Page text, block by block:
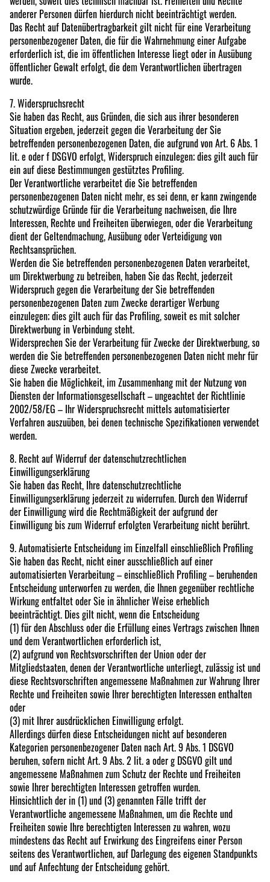
anderer Personen dürfen hierdurch nicht beeinträchtigt werden.
Das Recht auf Datenübertragbarkeit gilt nicht für eine Verarbeitung
personenbezogener Daten, die für die Wahrnehmung einer Aufgabe
erforderlich ist, die im öffentlichen Interesse liegt oder in Ausübung
öffentlicher Gewalt erfolgt, die dem Verantwortlichen übertragen
wurde.
7. Widerspruchsrecht
Sie haben das Recht, aus Gründen, die sich aus ihrer besonderen
Situation ergeben, jederzeit gegen die Verarbeitung der Sie
betreffenden personenbezogenen Daten, die aufgrund von Art. 6 Abs. 1
lit. e oder f DSGVO erfolgt, Widerspruch einzulegen; dies gilt auch für
ein auf diese Bestimmungen gestütztes Profiling.
Der Verantwortliche verarbeitet die Sie betreffenden
personenbezogenen Daten nicht mehr, es sei denn, er kann zwingende
schutzwürdige Gründe für die Verarbeitung nachweisen, die Ihre
Interessen, Rechte und Freiheiten überwiegen, oder die Verarbeitung
dient der Geltendmachung, Ausübung oder Verteidigung von
Rechtsansprüchen.
Werden die Sie betreffenden personenbezogenen Daten verarbeitet,
um Direktwerbung zu betreiben, haben Sie das Recht, jederzeit
Widerspruch gegen die Verarbeitung der Sie betreffenden
personenbezogenen Daten zum Zwecke derartiger Werbung
einzulegen; dies gilt auch für das Profiling, soweit es mit solcher
Direktwerbung in Verbindung steht.
Widersprechen Sie der Verarbeitung für Zwecke der Direktwerbung, so
werden die Sie betreffenden personenbezogenen Daten nicht mehr für
diese Zwecke verarbeitet.
Sie haben die Möglichkeit, im Zusammenhang mit der Nutzung von
Diensten der Informationsgesellschaft – ungeachtet der Richtlinie
2002/58/EG – Ihr Widerspruchsrecht mittels automatisierter
Verfahren auszuüben, bei denen technische Spezifikationen verwendet
werden.
8. Recht auf Widerruf der datenschutzrechtlichen
Einwilligungserklärung
Sie haben das Recht, Ihre datenschutzrechtliche
Einwilligungserklärung jederzeit zu widerrufen. Durch den Widerruf
der Einwilligung wird die Rechtmäßigkeit der aufgrund der
Einwilligung bis zum Widerruf erfolgten Verarbeitung nicht berührt.
9. Automatisierte Entscheidung im Einzelfall einschließlich Profiling
Sie haben das Recht, nicht einer ausschließlich auf einer
automatisierten Verarbeitung – einschließlich Profiling – beruhenden
Entscheidung unterworfen zu werden, die Ihnen gegenüber rechtliche
Wirkung entfaltet oder Sie in ähnlicher Weise erheblich
beeinträchtigt. Dies gilt nicht, wenn die Entscheidung
(1) für den Abschluss oder die Erfüllung eines Vertrags zwischen Ihnen
und dem Verantwortlichen erforderlich ist,
(2) aufgrund von Rechtsvorschriften der Union oder der
Mitgliedstaaten, denen der Verantwortliche unterliegt, zulässig ist und
diese Rechtsvorschriften angemessene Maßnahmen zur Wahrung Ihrer
Rechte und Freiheiten sowie Ihrer berechtigten Interessen enthalten
oder
(3) mit Ihrer ausdrücklichen Einwilligung erfolgt.
Allerdings dürfen diese Entscheidungen nicht auf besonderen
Kategorien personenbezogener Daten nach Art. 9 Abs. 1 DSGVO
beruhen, sofern nicht Art. 9 Abs. 2 lit. a oder g DSGVO gilt und
angemessene Maßnahmen zum Schutz der Rechte und Freiheiten
sowie Ihrer berechtigten Interessen getroffen wurden.
Hinsichtlich der in (1) und (3) genannten Fälle trifft der
Verantwortliche angemessene Maßnahmen, um die Rechte und
Freiheiten sowie Ihre berechtigten Interessen zu wahren, wozu
mindestens das Recht auf Erwirkung des Eingreifens einer Person
seitens des Verantwortlichen, auf Darlegung des eigenen Standpunkts
und auf Anfechtung der Entscheidung gehört.